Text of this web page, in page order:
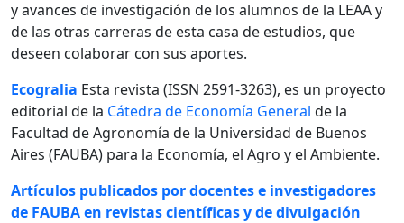
y avances de investigación de los alumnos de la LEAA y
de las otras carreras de esta casa de estudios, que
deseen colaborar con sus aportes.
Ecogralia Esta revista (ISSN 2591-3263), es un proyecto
editorial de la Cátedra de Economía General de la
Facultad de Agronomía de la Universidad de Buenos
Aires (FAUBA) para la Economía, el Agro y el Ambiente.
Artículos publicados por docentes e investigadores
de FAUBA en revistas científicas y de divulgación